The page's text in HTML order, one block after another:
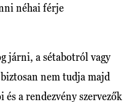
néhai férje
járni, a sétabotról vagy
nem tudja majd
a rendezvény szervezők